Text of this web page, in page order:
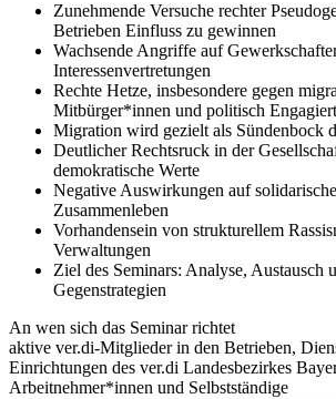
Zunehmende Versuche rechter
Betrieben Einfluss zu gewinnen
Wachsende Angriffe auf
Interessenvertretungen
Rechte Hetze, insbesondere gegen
Mitbürger*innen und politisch
Migration wird gezielt als Sündenbock
Deutlicher Rechtsruck in der
demokratische Werte
Negative Auswirkungen auf
Zusammenleben
Vorhandensein von strukturellem
Verwaltungen
Ziel des Seminars: Analyse, Austausch
Gegenstrategien
An wen sich das Seminar richtet
aktive ver.di-Mitglieder in den Betrieben,
Einrichtungen des ver.di Landesbezirkes
Arbeitnehmer*innen und Selbstständige